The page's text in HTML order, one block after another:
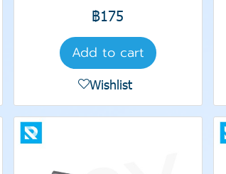
฿175
Add to cart
Wishlist